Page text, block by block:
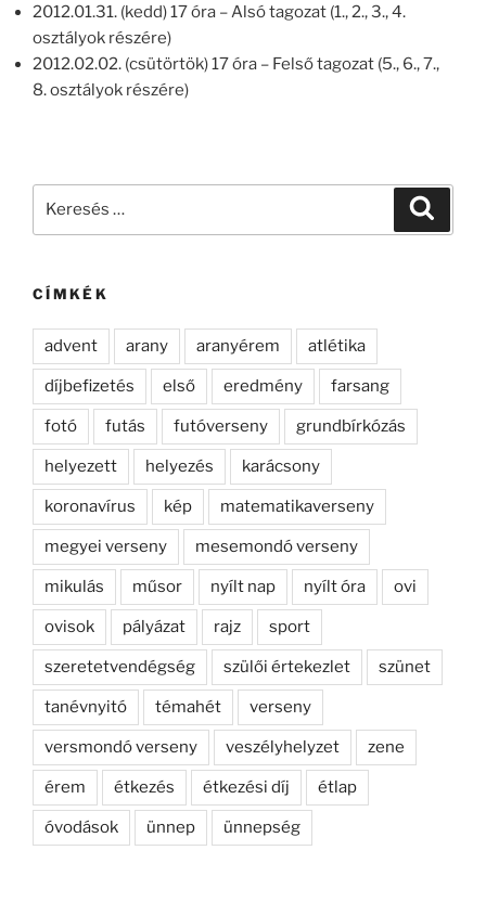
2012.01.31. (kedd) 17 óra – Alsó tagozat (1., 2., 3., 4.
osztályok részére)
2012.02.02. (csütörtök) 17 óra – Felső tagozat (5., 6., 7.,
8. osztályok részére)
CÍMKÉK
advent arany aranyérem atlétika
díjbefizetés első eredmény farsang
fotó futás futóverseny grundbírkózás
helyezett helyezés karácsony
koronavírus kép matematikaverseny
megyei verseny mesemondó verseny
mikulás műsor nyílt nap nyílt óra ovi
ovisok pályázat rajz sport
szeretetvendégség szülői értekezlet szünet
tanévnyitó témahét verseny
versmondó verseny veszélyhelyzet zene
érem étkezés étkezési díj étlap
óvodások ünnep ünnepség